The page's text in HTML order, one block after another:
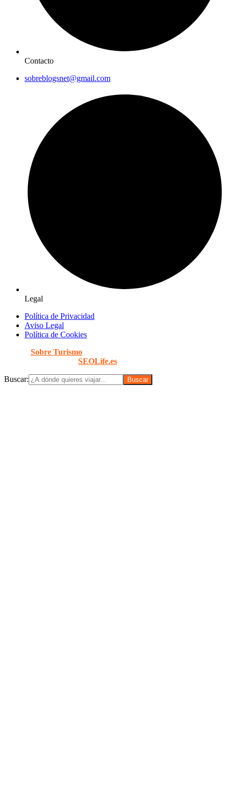
Contacto
sobreblogsnet@gmail.com
Legal
Política de Privacidad
Aviso Legal
Política de Cookies
Sobre Turismo
porSEOLife.es
Buscar: